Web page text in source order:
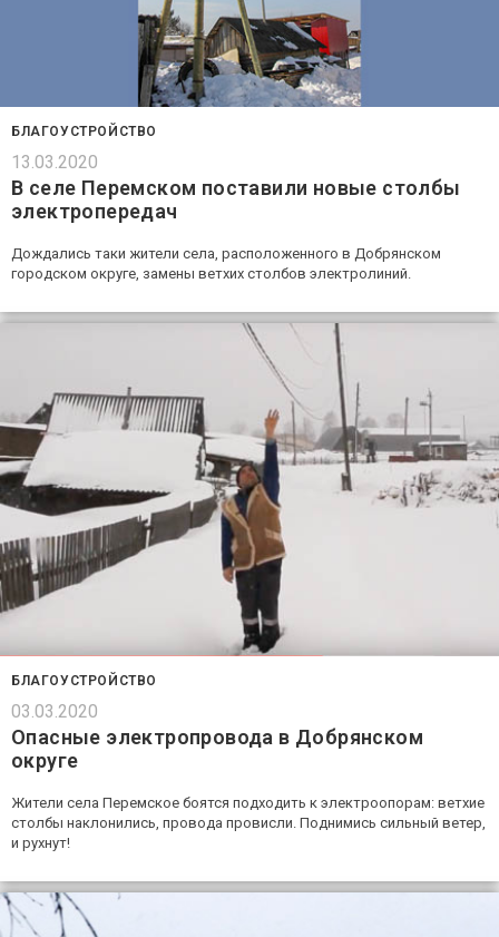
БЛАГОУСТРОЙСТВО
13.03.2020
В селе Перемском поставили новые столбы
электропередач
Дождались таки жители села, расположенного в Добрянском
городском округе, замены ветхих столбов электролиний.
БЛАГОУСТРОЙСТВО
03.03.2020
Опасные электропровода в Добрянском
округе
Жители села Перемское боятся подходить к электроопорам: ветхие
столбы наклонились, провода провисли. Поднимись сильный ветер,
и рухнут!